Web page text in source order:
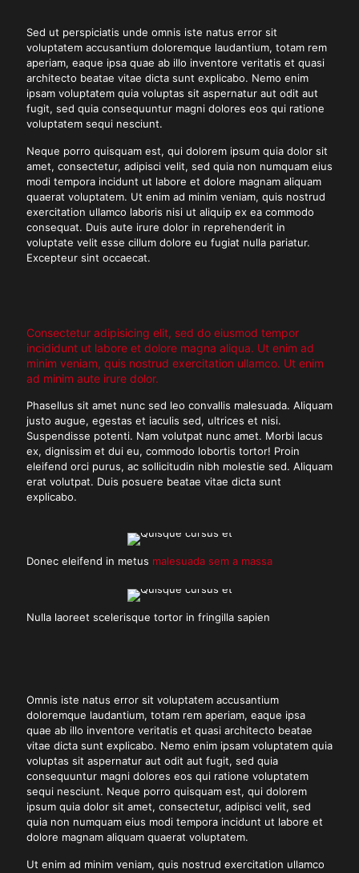
Sed ut perspiciatis unde omnis iste natus error sit
voluptatem accusantium doloremque laudantium, totam rem
aperiam, eaque ipsa quae ab illo inventore veritatis et quasi
architecto beatae vitae dicta sunt explicabo. Nemo enim
ipsam voluptatem quia voluptas sit aspernatur aut odit aut
fugit, sed quia consequuntur magni dolores eos qui ratione
voluptatem sequi nesciunt.
Neque porro quisquam est, qui dolorem ipsum quia dolor sit
amet, consectetur, adipisci velit, sed quia non numquam eius
modi tempora incidunt ut labore et dolore magnam aliquam
quaerat voluptatem. Ut enim ad minim veniam, quis nostrud
exercitation ullamco laboris nisi ut aliquip ex ea commodo
consequat. Duis aute irure dolor in reprehenderit in
voluptate velit esse cillum dolore eu fugiat nulla pariatur.
Excepteur sint occaecat.
Consectetur adipisicing elit, sed do eiusmod tempor
incididunt ut labore et dolore magna aliqua. Ut enim ad
minim veniam, quis nostrud exercitation ullamco. Ut enim
ad minim aute irure dolor.
Phasellus sit amet nunc sed leo convallis malesuada. Aliquam
justo augue, egestas et iaculis sed, ultrices et nisi.
Suspendisse potenti. Nam volutpat nunc amet. Morbi lacus
ex, dignissim et dui eu, commodo lobortis tortor! Proin
eleifend orci purus, ac sollicitudin nibh molestie sed. Aliquam
erat volutpat. Duis posuere beatae vitae dicta sunt
explicabo.
Donec eleifend in metus malesuada sem a massa
Nulla laoreet scelerisque tortor in fringilla sapien
Omnis iste natus error sit voluptatem accusantium
doloremque laudantium, totam rem aperiam, eaque ipsa
quae ab illo inventore veritatis et quasi architecto beatae
vitae dicta sunt explicabo. Nemo enim ipsam voluptatem quia
voluptas sit aspernatur aut odit aut fugit, sed quia
consequuntur magni dolores eos qui ratione voluptatem
sequi nesciunt. Neque porro quisquam est, qui dolorem
ipsum quia dolor sit amet, consectetur, adipisci velit, sed
quia non numquam eius modi tempora incidunt ut labore et
dolore magnam aliquam quaerat voluptatem.
Ut enim ad minim veniam, quis nostrud exercitation ullamco